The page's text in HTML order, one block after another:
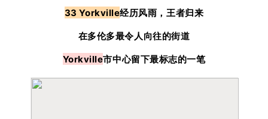
33 Yorkville经历风雨，王者归来
在多伦多最令人向往的街道
Yorkville市中心留下最标志的一笔